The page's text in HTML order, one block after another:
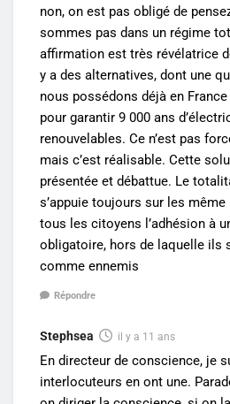
non, on est pas obligé de
sommes pas dans un régime
affirmation est très révélatrice
y a des alternatives, dont une
nous possédons déjà en
pour garantir 9 000 ans
renouvelables. Ce n’est pas
mais c’est réalisable. Cette
présentée et débattue. Le
s’appuie toujours sur les
tous les citoyens l’adhésion à
obligatoire, hors de laquelle ils
comme ennemis
Répondre
Stephsea il y a 11 ans
En directeur de conscience, je
interlocuteurs en ont une.